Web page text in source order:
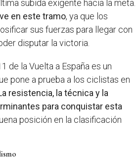
subida exigente hacia la meta.
en este tramo, ya que los
sus fuerzas para llegar con
disputar la victoria.
de la Vuelta a España es un
pone a prueba a los ciclistas en
resistencia, la técnica y la
para conquistar esta
posición en la clasificación